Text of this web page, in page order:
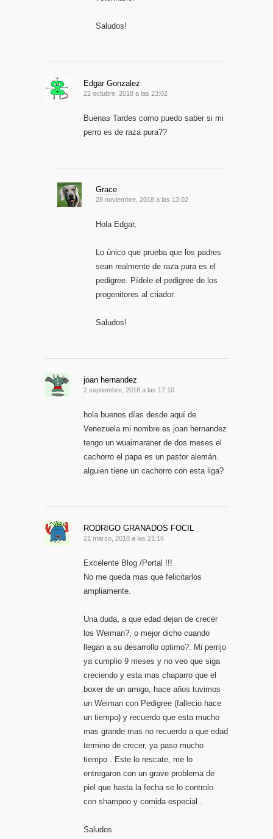
Saludos!
Edgar Gonzalez
22 octubre, 2018 a las 23:02
Buenas Tardes como puedo saber si mi
perro es de raza pura??
Grace
28 noviembre, 2018 a las 13:02
Hola Edgar,
Lo único que prueba que los padres
sean realmente de raza pura es el
pedigree. Pídele el pedigree de los
progenitores al criador.
Saludos!
joan hernandez
2 septiembre, 2018 a las 17:10
hola buenos días desde aquí de
Venezuela mi nombre es joan hernandez
tengo un wuaimaraner de dos meses el
cachorro el papa es un pastor alemán.
alguien tiene un cachorro con esta liga?
RODRIGO GRANADOS FOCIL
21 marzo, 2018 a las 21:16
Excelente Blog /Portal !!!
No me queda mas que felicitarlos
ampliamente.
Una duda, a que edad dejan de crecer
los Weiman?, o mejor dicho cuando
llegan a su desarrollo optimo?. Mi perrijo
ya cumplio 9 meses y no veo que siga
creciendo y esta mas chaparro que el
boxer de un amigo, hace años tuvimos
un Weiman con Pedigree (fallecio hace
un tiempo) y recuerdo que esta mucho
mas grande mas no recuerdo a que edad
termino de crecer, ya paso mucho
tiempo . Este lo rescate, me lo
entregaron con un grave problema de
piel que hasta la fecha se lo controlo
con shampoo y comida especial .
Saludos